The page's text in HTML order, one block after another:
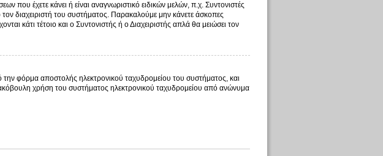
έχετε κάνει ή είναι αναγνωριστικό ειδικών μελών, π.χ. Συντονιστές
τον διαχειριστή του συστήματος. Παρακαλούμε μην κάνετε άσκοπες
κάτι τέτοιο και ο Συντονιστής ή ο Διαχειριστής απλά θα μειώσει τον
φόρμα αποστολής ηλεκτρονικού ταχυδρομείου του συστήματος, και
χρήση του συστήματος ηλεκτρονικού ταχυδρομείου από ανώνυμα